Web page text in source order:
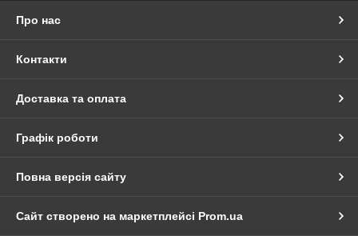
Про нас
Контакти
Доставка та оплата
Графік роботи
Повна версія сайту
Сайт створено на маркетплейсі Prom.ua